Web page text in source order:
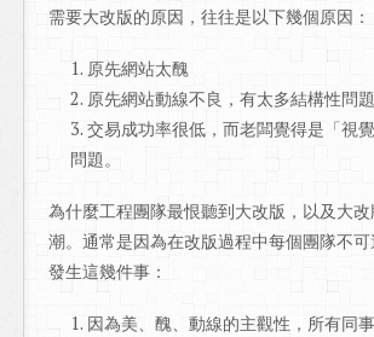
需要大改版的原因，往往是以下幾個原因：
原先網站太醜
原先網站動線不良，有太多結構性問題
交易成功率很低，而老闆覺得是「視
問題。
為什麼工程團隊最恨聽到大改版，以及大
潮。通常是因為在改版過程中每個團隊不
發生這幾件事：
因為美、醜、動線的主觀性，所有同